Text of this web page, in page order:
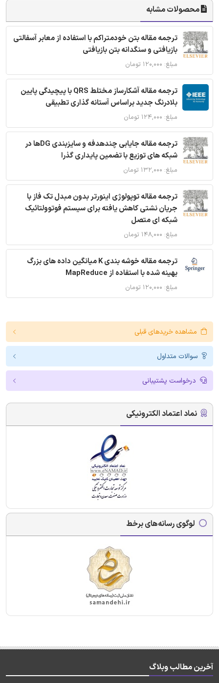
محصولات مشابه
ترجمه مقاله بتن خودمتراکم با استفاده از معابر آسفالتی
بازیافتی و سنگدانه بتن بازیافتی
مبلغ: ۱۲۰,۰۰۰ تومان
ترجمه مقاله آشکارساز مختلط QRS با پیچیدگی پایین
بلادرنگ جدید براساس آستانه گذاری تطبیقی
مبلغ: ۱۲۴,۰۰۰ تومان
ترجمه مقاله جایابی چندهدفه و سایزبندی DGها در
شبکه های توزیع با تضمین پایداری گذرا
مبلغ: ۱۳۲,۰۰۰ تومان
ترجمه مقاله توپولوژی اینورتر بدون مبدل تک فاز با
جریان نشتی کاهش یافته برای سیستم فوتوولتائیک
شبکه ای متصل
مبلغ: ۱۴۸,۰۰۰ تومان
ترجمه مقاله خوشه بندی K میانگین داده های بزرگ
بهینه شده با استفاده از MapReduce
مبلغ: ۱۲۰,۰۰۰ تومان
مشاهده خریدهای قبلی
سوالات متداول
درخواست پشتیبانی
نماد اعتماد الکترونیکی
لوگوی رسانه‌های برخط
آخرین مطالب وبلاگ